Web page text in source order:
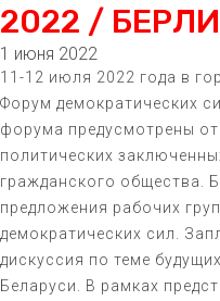
2022 /
1 июня 2022
11-12 июля 2022 года в
Форум демократических
форума предусмотрены
политических
гражданского общества.
предложения рабочих
демократических сил.
дискуссия по теме
Беларуси. В рамках